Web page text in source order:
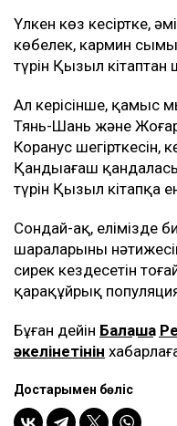
Үлкен көз кесіртке,
көбелек, кармин
түрін Қызыл
Ал керісінше, қамыс
Тянь-Шань және
Коранус шегірткесін,
Қандыағаш
түрін Қызыл кітапқа
Сондай-ақ, елімізде
шараларының
сирек кездесетін
қарақұйрық
Бұған дейін Балқашқа
әкелінетінін
Достарыңмен бөліс